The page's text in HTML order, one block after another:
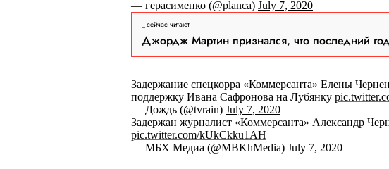
— герасименко (@planca) July 7, 2020
сейчас читают
Джордж Мартин признался, что последний
Задержание спецкорра «Коммерсанта» Елены
поддержку Ивана Сафронова на Лубянку
— Дождь (@tvrain) July 7, 2020
Задержан журналист «Коммерсанта» Александр
pic.twitter.com/kUkCkku1AH
— МБХ Медиа (@MBKhMedia) July 7, 2020